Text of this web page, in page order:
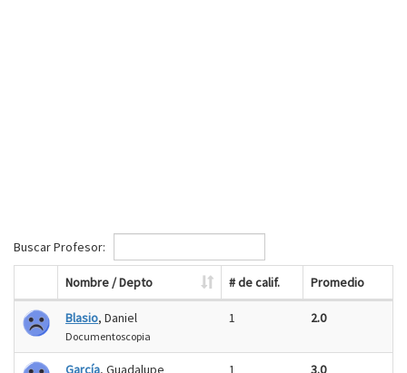
Buscar Profesor:
Nombre / Depto # de calif. Promedio
Blasio, Daniel
Documentoscopia
1 2.0
García, Guadalupe 1 3.0